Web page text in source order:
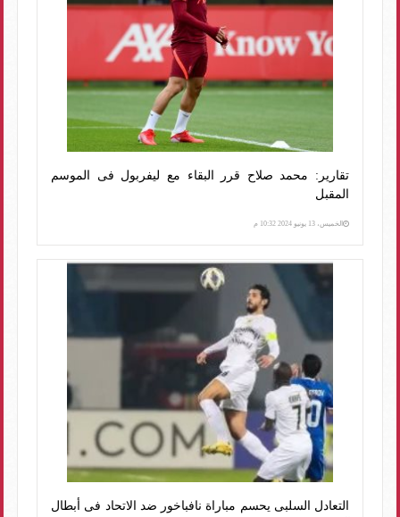
تقارير: محمد صلاح قرر البقاء مع ليفربول فى الموسم
المقبل
الخميس، 13 يونيو 2024 10:32 م
التعادل السلبى يحسم مباراة نافباخور ضد الاتحاد فى أبطال